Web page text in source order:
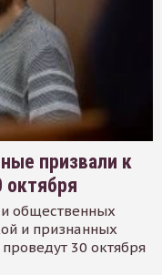
призвали к
октября
общественных
и признанных
30 октября